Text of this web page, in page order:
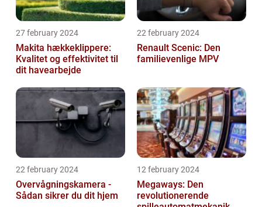
27 february 2024
Makita hækkeklippere:
Kvalitet og effektivitet til
dit havearbejde
22 february 2024
Renault Scenic: Den
familievenlige MPV
22 february 2024
Overvågningskamera -
Sådan sikrer du dit hjem
12 february 2024
Megaways: Den
revolutionerende